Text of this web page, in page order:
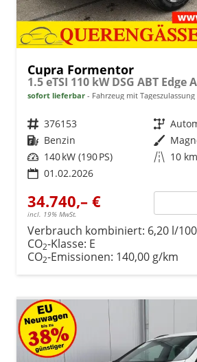
Cupra Formentor
1.5 eTSI 110 kW DSG ABT Edge
sofort lieferbar Fahrzeug mit Tageszulassung
Fahrzeugnr. 376153 Getriebe
Kraftstoff Benzin Außenfarbe
Leistung 140 kW (190 PS) Kilometerstand 10 km
01.02.2026
34.740,– €
incl. 19% MwSt.
Verbrauch kombiniert: 6,20 l/
CO2-Klasse: E
CO2-Emissionen: 140,00 g/km